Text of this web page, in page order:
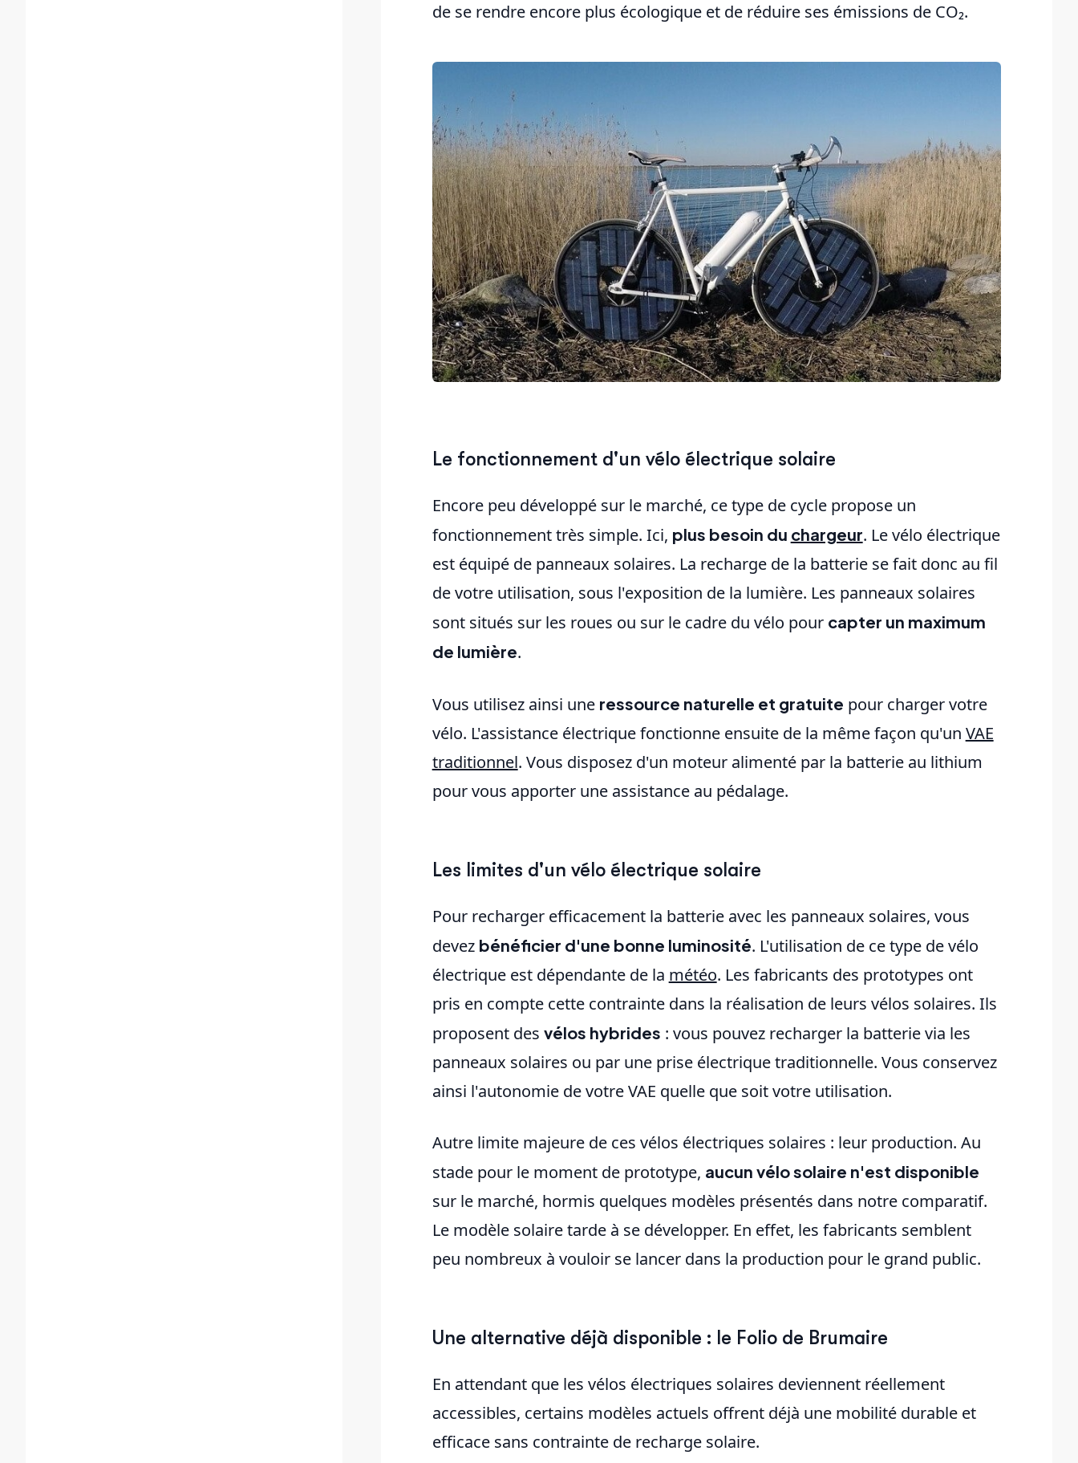
de se rendre encore plus écologique et de réduire ses émissions de CO₂.
Le fonctionnement d'un vélo électrique solaire
Encore peu développé sur le marché, ce type de cycle propose un
fonctionnement très simple. Ici, plus besoin du chargeur. Le vélo électrique
est équipé de panneaux solaires. La recharge de la batterie se fait donc au fil
de votre utilisation, sous l'exposition de la lumière. Les panneaux solaires
sont situés sur les roues ou sur le cadre du vélo pour capter un maximum
de lumière.
Vous utilisez ainsi une ressource naturelle et gratuite pour charger votre
vélo. L'assistance électrique fonctionne ensuite de la même façon qu'un VAE
traditionnel. Vous disposez d'un moteur alimenté par la batterie au lithium
pour vous apporter une assistance au pédalage.
Les limites d'un vélo électrique solaire
Pour recharger efficacement la batterie avec les panneaux solaires, vous
devez bénéficier d'une bonne luminosité. L'utilisation de ce type de vélo
électrique est dépendante de la météo. Les fabricants des prototypes ont
pris en compte cette contrainte dans la réalisation de leurs vélos solaires. Ils
proposent des vélos hybrides : vous pouvez recharger la batterie via les
panneaux solaires ou par une prise électrique traditionnelle. Vous conservez
ainsi l'autonomie de votre VAE quelle que soit votre utilisation.
Autre limite majeure de ces vélos électriques solaires : leur production. Au
stade pour le moment de prototype, aucun vélo solaire n'est disponible
sur le marché, hormis quelques modèles présentés dans notre comparatif.
Le modèle solaire tarde à se développer. En effet, les fabricants semblent
peu nombreux à vouloir se lancer dans la production pour le grand public.
Une alternative déjà disponible : le Folio de Brumaire
En attendant que les vélos électriques solaires deviennent réellement
accessibles, certains modèles actuels offrent déjà une mobilité durable et
efficace sans contrainte de recharge solaire.